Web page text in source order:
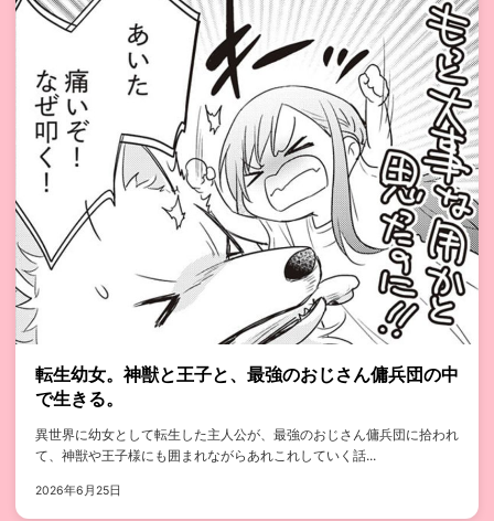
転生幼女。神獣と王子と、最強のおじさん傭兵団の中
で生きる。
異世界に幼女として転生した主人公が、最強のおじさん傭兵団に拾われ
て、神獣や王子様にも囲まれながらあれこれしていく話...
2026年6月25日